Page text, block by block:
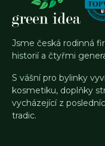
Jsme česká rodinná
historií a čtyřmi
S vášní pro bylinky
kosmetiku, doplňky
vycházející z
tradic.